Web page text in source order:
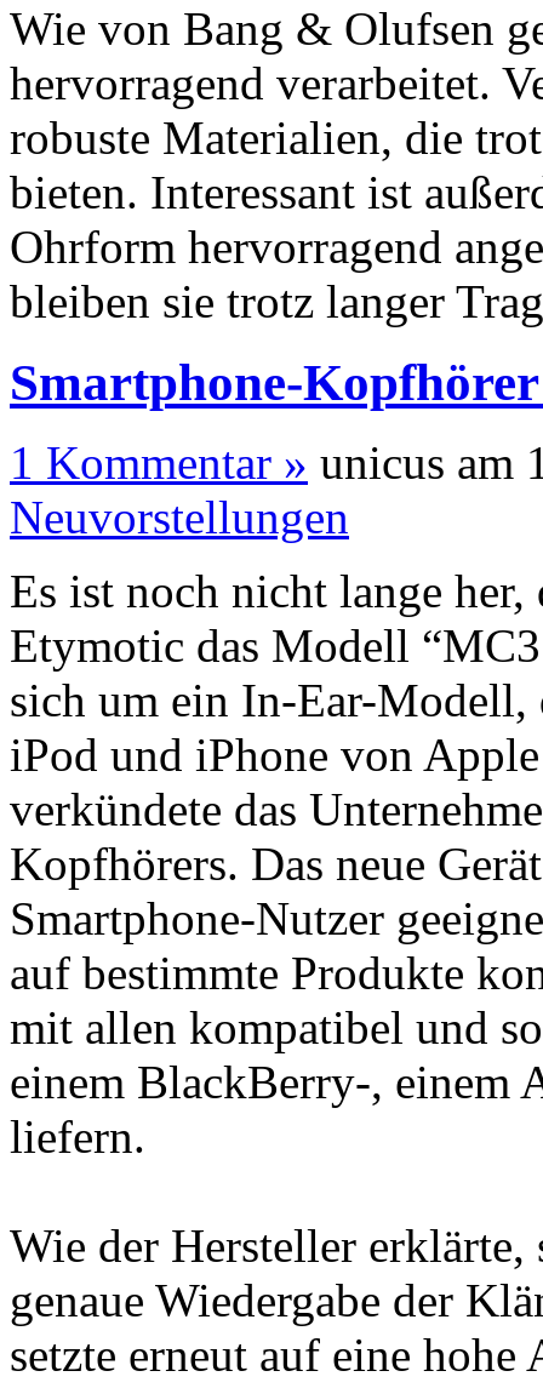
Wie von Bang & Olufsen
hervorragend verarbeitet.
robuste Materialien, die
bieten. Interessant ist
Ohrform hervorragend
bleiben sie trotz langer
Smartphone-
1 Kommentar » unicus am
Neuvorstellungen
Es ist noch nicht lange
Etymotic das Modell
sich um ein In-Ear-Modell,
iPod und iPhone von
verkündete das
Kopfhörers. Das neue
Smartphone-Nutzer
auf bestimmte Produkte
mit allen kompatibel und
einem BlackBerry-, einem
liefern.
Wie der Hersteller
genaue Wiedergabe der
setzte erneut auf eine